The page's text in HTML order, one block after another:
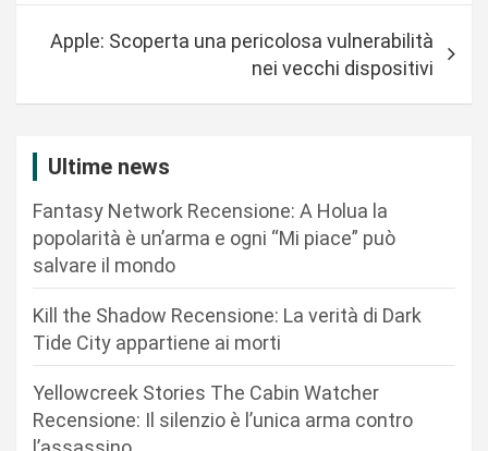
a
Apple: Scoperta una pericolosa vulnerabilità
nei vecchi dispositivi
Ultime news
Fantasy Network Recensione: A Holua la
popolarità è un’arma e ogni “Mi piace” può
salvare il mondo
Kill the Shadow Recensione: La verità di Dark
Tide City appartiene ai morti
Yellowcreek Stories The Cabin Watcher
Recensione: Il silenzio è l’unica arma contro